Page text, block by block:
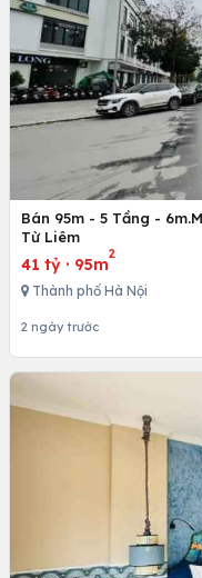
Bán 95m - 5 Tầng -
Từ Liêm
41 tỷ · 95m
2
Thành phố Hà Nội
2 ngày trước